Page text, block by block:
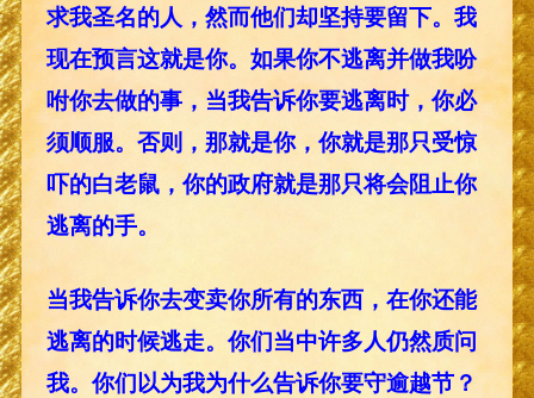
求我圣名的人，然而他们却坚持要留下。我
现在预言这就是你。如果你不逃离并做我吩
咐你去做的事，当我告诉你要逃离时，你必
须顺服。否则，那就是你，你就是那只受惊
吓的白老鼠，你的政府就是那只将会阻止你
逃离的手。
当我告诉你去变卖你所有的东西，在你还能
逃离的时候逃走。你们当中许多人仍然质问
我。你们以为我为什么告诉你要守逾越节？